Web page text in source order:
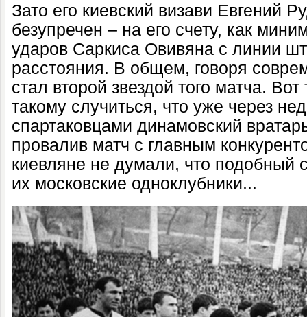
Зато его киевский визави Евгений
безупречен – на его счету, как
ударов Саркиса Овивяна с линии
расстояния. В общем, говоря
стал второй звездой того матча.
такому случиться, что уже через
спартаковцами динамовский
провалив матч с главным
киевляне не думали, что подобный
их московские одноклубники...